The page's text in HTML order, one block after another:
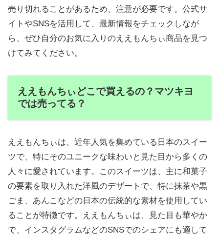
売り切れることがあるため、注意が必要です。公式サ
イトやSNSを活用して、最新情報をチェックしなが
ら、ぜひ自分のお気に入りのええもんちぃ商品を見つ
けてみてください。
ええもんちぃどこで買えるの？マツキヨ
では売ってる？
ええもんちぃは、近年人気を集めている日本のスイー
ツで、特にそのユニークな味わいと見た目から多くの
人々に愛されています。このスイーツは、主に和菓子
の要素を取り入れた洋風のデザートで、特に抹茶や黒
ごま、あんこなどの日本の伝統的な素材を使用してい
ることが特徴です。ええもんちぃは、見た目も華やか
で、インスタグラムなどのSNSでのシェアにも適して